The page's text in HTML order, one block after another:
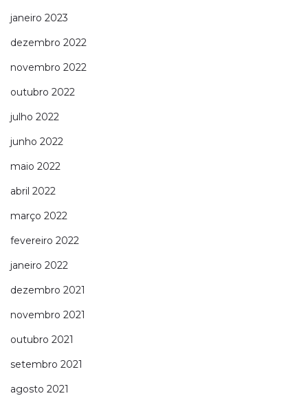
janeiro 2023
dezembro 2022
novembro 2022
outubro 2022
julho 2022
junho 2022
maio 2022
abril 2022
março 2022
fevereiro 2022
janeiro 2022
dezembro 2021
novembro 2021
outubro 2021
setembro 2021
agosto 2021